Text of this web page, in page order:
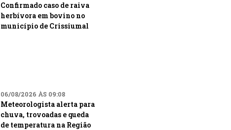
Confirmado caso de raiva
herbívora em bovino no
município de Crissiumal
06/08/2026 ÀS 09:08
Meteorologista alerta para
chuva, trovoadas e queda
de temperatura na Região